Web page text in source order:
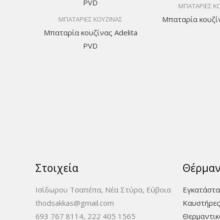
ΜΠΑΤΑΡΙΕΣ ΚΟΥΖΙΝΑΣ
Μπαταρία κουζίνας Adelita
PVD
ΜΠΑΤΑΡΙΕΣ
Μπαταρία
Στοιχεία
Ισίδωρου Τσαπέπα, Νέα Στύρα, Εύβοια
thodsakkas@gmail.com
693 767 8114, 222 405 1565